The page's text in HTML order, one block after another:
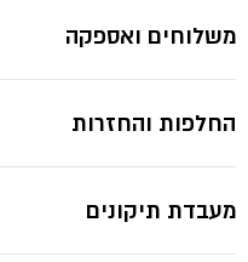
משלוחים ואספקה
החלפות והחזרות
מעבדת תיקונים